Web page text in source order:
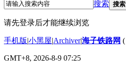
搜索 搜索
请先登录后才能继续浏览
手机版|小黑屋|Archiver|海子铁路网 (
GMT+8, 2026-8-9 07:25